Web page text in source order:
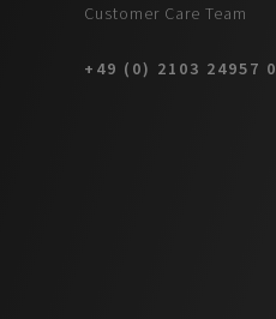
Customer Care Team
+49 (0) 2103 24957 0